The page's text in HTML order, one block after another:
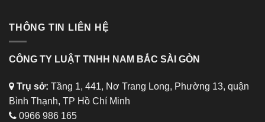
THÔNG TIN LIÊN HỆ
CÔNG TY LUẬT TNHH NAM BẮC SÀI GÒN
Trụ sở: Tầng 1, 441, Nơ Trang Long, Phường 13, quận
Bình Thạnh, TP Hồ Chí Minh
0966 986 165